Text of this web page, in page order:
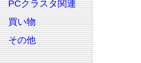
PCクラスタ関連
買い物
その他